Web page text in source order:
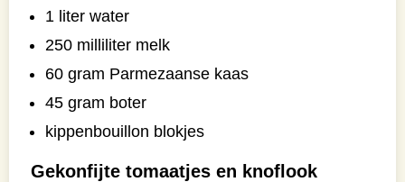
1 liter water
250 milliliter melk
60 gram Parmezaanse kaas
45 gram boter
kippenbouillon blokjes
Gekonfijte tomaatjes en knoflook